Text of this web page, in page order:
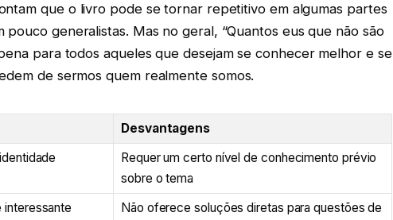
que o livro pode se tornar repetitivo em algumas partes
generalistas. Mas no geral, “Quantos eus que não são
para todos aqueles que desejam se conhecer melhor e se
de sermos quem realmente somos.
Desvantagens
Requer um certo nível de conhecimento prévio
sobre o tema
Não oferece soluções diretas para questões de